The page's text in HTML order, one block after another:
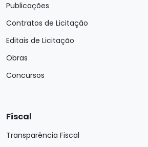
Publicações
Contratos de Licitação
Editais de Licitação
Obras
Concursos
Fiscal
Transparência Fiscal